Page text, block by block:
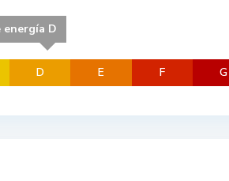
energía D
D E F G